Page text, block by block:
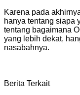
Karena pada
hanya tentang siapa
tentang bagaimana
yang lebih dekat,
nasabahnya.
Berita Terkait